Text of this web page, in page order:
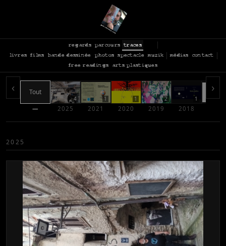
regards parcours
traces
livres
films bande dessinée photos spectacle muzik médias
contact
free readings
arts plastiques
‹ Tout
—
4
2025
1
2021
1
2020
2
2019
1
2018
›
2025